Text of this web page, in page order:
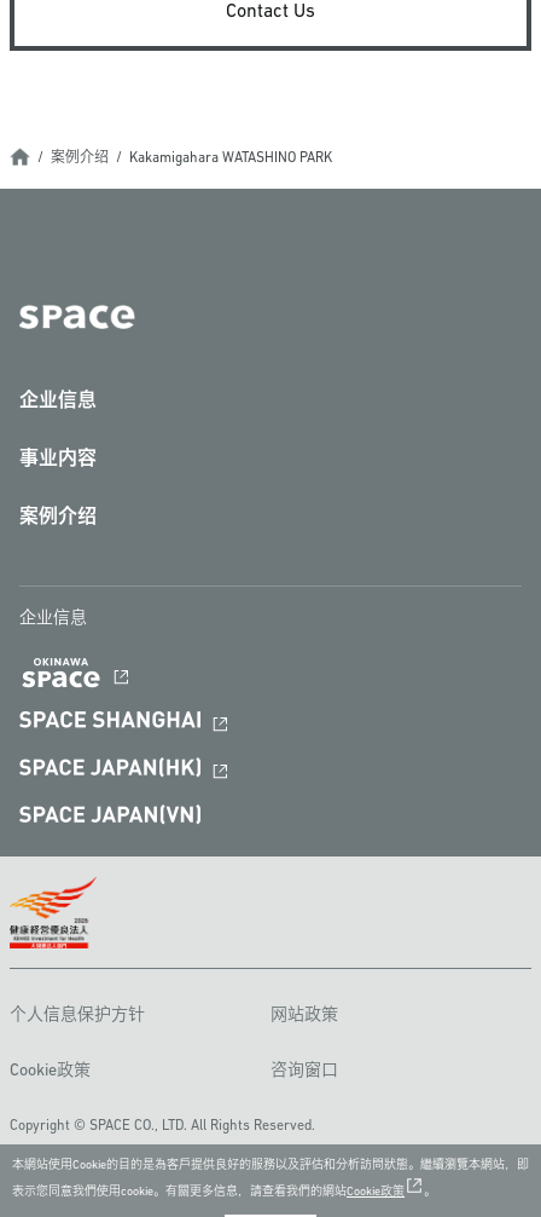
Contact Us
案例介绍 Kakamigahara WATASHINO PARK
企业信息
事业内容
案例介绍
企业信息
个人信息保护方针 网站政策
Cookie政策 咨询窗口
Copyright © SPACE CO., LTD. All Rights Reserved.
本網站使用Cookie的目的是為客戶提供良好的服務以及評估和分析訪問狀態。繼續瀏覽本網站，即
表示您同意我們使用cookie。有關更多信息，請查看我們的網站Cookie政策 。